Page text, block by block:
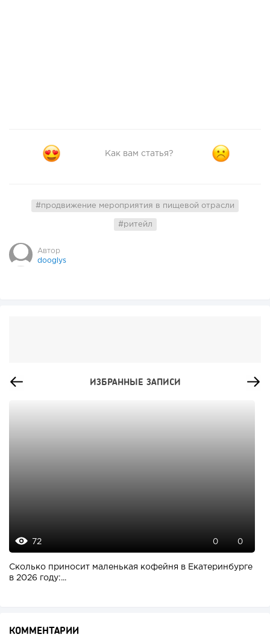
Как вам статья?
#продвижение мероприятия в пищевой отрасли
#ритейл
Автор
dooglys
ИЗБРАННЫЕ ЗАПИСИ
72 0 0
Сколько приносит маленькая кофейня в Екатеринбурге
в 2026 году:...
КОММЕНТАРИИ